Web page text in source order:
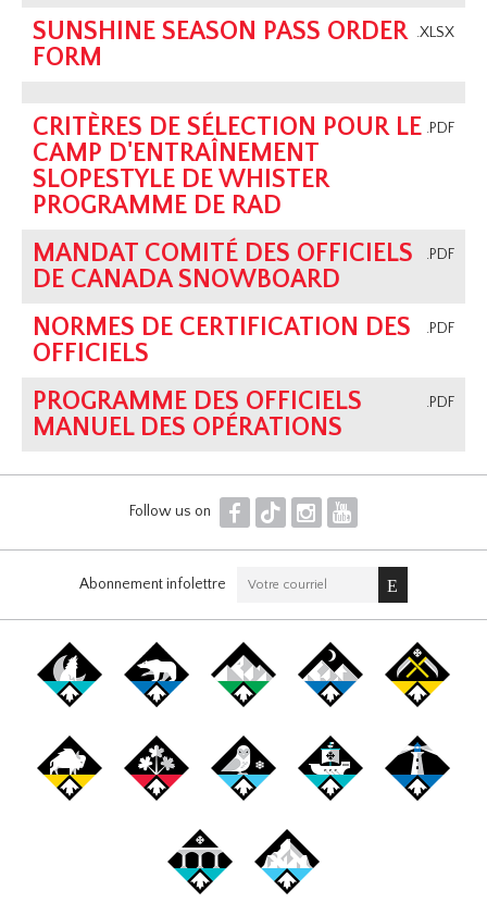
.XLSX
SUNSHINE SEASON PASS ORDER
FORM
.PDF
CRITÈRES DE SÉLECTION POUR LE
CAMP D'ENTRAÎNEMENT
SLOPESTYLE DE WHISTER
PROGRAMME DE RAD
.PDF
MANDAT COMITÉ DES OFFICIELS
DE CANADA SNOWBOARD
.PDF
NORMES DE CERTIFICATION DES
OFFICIELS
.PDF
PROGRAMME DES OFFICIELS
MANUEL DES OPÉRATIONS
Follow us on F T I Y
Abonnement infolettre